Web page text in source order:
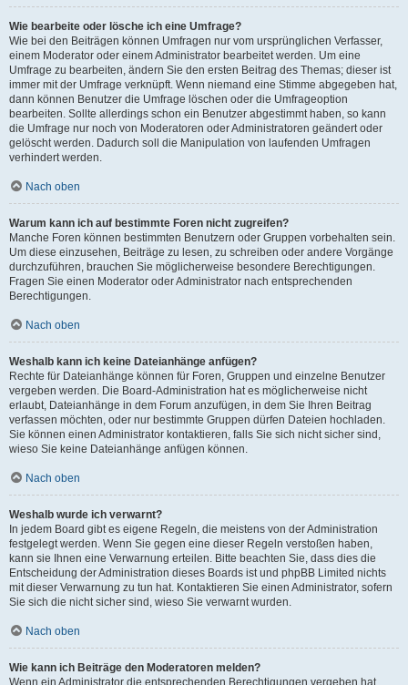
Wie bearbeite oder lösche ich eine Umfrage?
Wie bei den Beiträgen können Umfragen nur vom ursprünglichen Verfasser,
einem Moderator oder einem Administrator bearbeitet werden. Um eine
Umfrage zu bearbeiten, ändern Sie den ersten Beitrag des Themas; dieser ist
immer mit der Umfrage verknüpft. Wenn niemand eine Stimme abgegeben hat,
dann können Benutzer die Umfrage löschen oder die Umfrageoption
bearbeiten. Sollte allerdings schon ein Benutzer abgestimmt haben, so kann
die Umfrage nur noch von Moderatoren oder Administratoren geändert oder
gelöscht werden. Dadurch soll die Manipulation von laufenden Umfragen
verhindert werden.
Nach oben
Warum kann ich auf bestimmte Foren nicht zugreifen?
Manche Foren können bestimmten Benutzern oder Gruppen vorbehalten sein.
Um diese einzusehen, Beiträge zu lesen, zu schreiben oder andere Vorgänge
durchzuführen, brauchen Sie möglicherweise besondere Berechtigungen.
Fragen Sie einen Moderator oder Administrator nach entsprechenden
Berechtigungen.
Nach oben
Weshalb kann ich keine Dateianhänge anfügen?
Rechte für Dateianhänge können für Foren, Gruppen und einzelne Benutzer
vergeben werden. Die Board-Administration hat es möglicherweise nicht
erlaubt, Dateianhänge in dem Forum anzufügen, in dem Sie Ihren Beitrag
verfassen möchten, oder nur bestimmte Gruppen dürfen Dateien hochladen.
Sie können einen Administrator kontaktieren, falls Sie sich nicht sicher sind,
wieso Sie keine Dateianhänge anfügen können.
Nach oben
Weshalb wurde ich verwarnt?
In jedem Board gibt es eigene Regeln, die meistens von der Administration
festgelegt werden. Wenn Sie gegen eine dieser Regeln verstoßen haben,
kann sie Ihnen eine Verwarnung erteilen. Bitte beachten Sie, dass dies die
Entscheidung der Administration dieses Boards ist und phpBB Limited nichts
mit dieser Verwarnung zu tun hat. Kontaktieren Sie einen Administrator, sofern
Sie sich die nicht sicher sind, wieso Sie verwarnt wurden.
Nach oben
Wie kann ich Beiträge den Moderatoren melden?
Wenn ein Administrator die entsprechenden Berechtigungen vergeben hat,